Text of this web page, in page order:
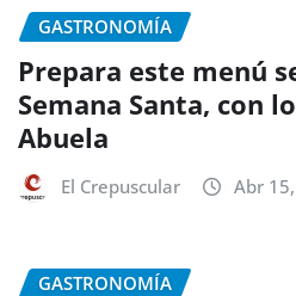
GASTRONOMÍA
Prepara este menú
Semana Santa, con
Abuela
El Crepuscular Abr
GASTRONOMÍA